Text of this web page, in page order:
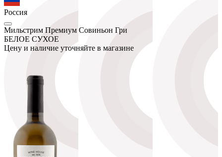
Россия
Мильстрим Премиум Совиньон Гри
БЕЛОЕ СУХОЕ
Цену и наличие уточняйте в магазине